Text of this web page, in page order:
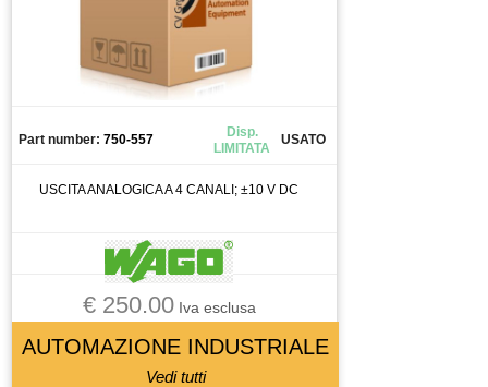
Part number: 750-557
Disp.
LIMITATA
USATO
USCITA ANALOGICA A 4 CANALI; ±10 V DC
€ 250.00Iva esclusa
AUTOMAZIONE INDUSTRIALE
Vedi tutti